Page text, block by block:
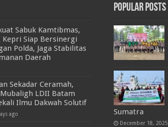
Sabuk Kamtibmas,
Kepri Siap Bersinergi
Polda, Jaga Stabilitas
Daerah
Sekadar Ceramah,
LDII Batam
Ilmu Dakwah Solutif
ago
Popular Posts
Sumatra
December 18, 2025